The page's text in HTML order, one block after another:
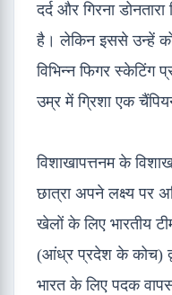
दर्द और गिरना
है। लेकिन इससे उन्हें
विभिन्न फिगर स्केटिंग
उम्र में ग्रिशा एक
विशाखापत्तनम के
छात्रा अपने लक्ष्य पर
खेलों के लिए भारतीय
(आंध्र प्रदेश के कोच)
भारत के लिए पदक